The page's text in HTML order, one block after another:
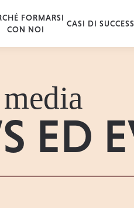
FORMARSI
CON NOI
CASI DI
ED